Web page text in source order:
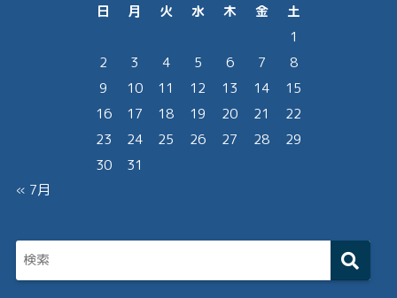
日
月 火 水 木 金
土
1
2
3 4 5 6 7
8
9
10 11 12 13 14
15
16
17 18 19 20 21
22
23
24 25 26 27 28
29
30
31
« 7月